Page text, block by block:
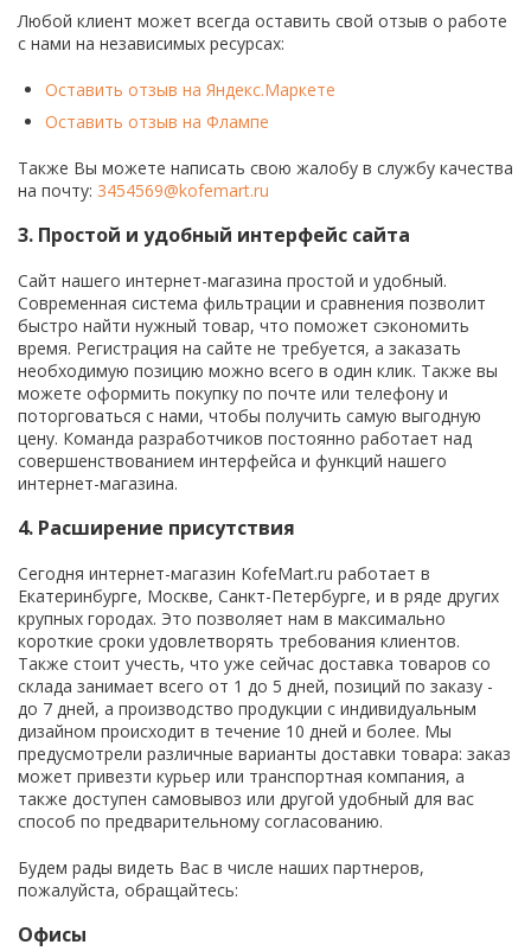
Любой клиент может всегда оставить свой отзыв о работе
с нами на независимых ресурсах:
Оставить отзыв на Яндекс.Маркете
Оставить отзыв на Флампе
Также Вы можете написать свою жалобу в службу качества
на почту: 3454569@kofemart.ru
3. Простой и удобный интерфейс сайта
Сайт нашего интернет-магазина простой и удобный.
Современная система фильтрации и сравнения позволит
быстро найти нужный товар, что поможет сэкономить
время. Регистрация на сайте не требуется, а заказать
необходимую позицию можно всего в один клик. Также вы
можете оформить покупку по почте или телефону и
поторговаться с нами, чтобы получить самую выгодную
цену. Команда разработчиков постоянно работает над
совершенствованием интерфейса и функций нашего
интернет-магазина.
4. Расширение присутствия
Сегодня интернет-магазин KofeMart.ru работает в
Екатеринбурге, Москве, Санкт-Петербурге, и в ряде других
крупных городах. Это позволяет нам в максимально
короткие сроки удовлетворять требования клиентов.
Также стоит учесть, что уже сейчас доставка товаров со
склада занимает всего от 1 до 5 дней, позиций по заказу -
до 7 дней, а производство продукции с индивидуальным
дизайном происходит в течение 10 дней и более. Мы
предусмотрели различные варианты доставки товара: заказ
может привезти курьер или транспортная компания, а
также доступен самовывоз или другой удобный для вас
способ по предварительному согласованию.
Будем рады видеть Вас в числе наших партнеров,
пожалуйста, обращайтесь:
Офисы